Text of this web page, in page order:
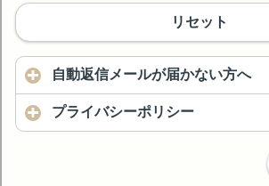
リセット
自動返信メールが届かない方へ
プライバシーポリシー